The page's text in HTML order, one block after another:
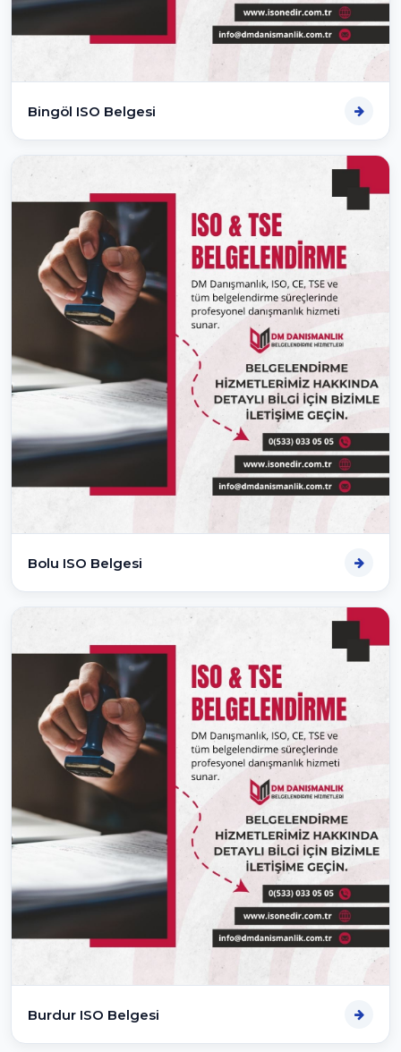
Bingöl ISO Belgesi
Bolu ISO Belgesi
Burdur ISO Belgesi